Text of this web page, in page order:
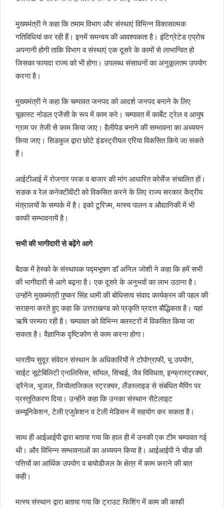
मुख्यमंत्री ने कहा कि तमाम विभाग और संस्थाएं विभिन्न विकासात्मक
गतिविधियां कर रही हैं। इनमें समन्वय की आवश्यकता है। इंटिग्रेटेड एप्रोच
अपनानी होगी ताकि विभाग व संस्थाएं एक दूसरे के कामों से लाभान्वित हो
जिसका फायदा राज्य को भी होगा। उपलब्ध संसाधनों का अनुकूलतम उपयोग
करना है।
मुख्यमंत्री ने कहा कि चम्पावत जनपद को आदर्श जनपद बनाने के लिए
यूकास्ट नोडल एजेंसी के रूप में काम करे। चम्पावत में कार्बेट ट्रेल व आयुष
ग्राम पर तेजी से काम किया जाए। हैलीपेड बनाने की सम्भावना का अध्ययन
किया जाए। सिडकुल द्वारा छोटे इंडस्ट्रीयल एरिया विकसित किये जा सकते
हैं।
आईटीआई में रोजगार परक व बाजार की मांग आधारित कोर्सेज संचालित हों।
सङक व रेल कनेक्टीवीटी को विकसित करने के लिए राज्य सरकार केंद्रीय
मंत्रालयों के सम्पर्क में है। इको टूरिज्म, मत्स्य पालन व औद्यानिकी में भी
काफी सम्भावनायें है।
सभी की भागीदारी से बढ़ेंगे आगे
बैठक में हेस्को के संस्थापक पद्मभूषण डाॅ अनिल जोशी ने कहा कि हमें सभी
की भागीदारी से आगे बढ़ना है। एक दूसरे के अनुभवों का लाभ उठाना है।
उन्होंने मुख्यमंत्री पुष्कर सिंह धामी की बोधिसत्व संवाद कार्यक्रम की पहल की
सराहना करते हुए कहा कि उत्तराखण्ड को प्रकृति प्रदत्त बौद्धिकता है। यहां
ऋषि परम्परा रही है। चम्पावत को विभिन्न क्लस्टरों में विकसित किया जा
सकता है। वैज्ञानिक दृष्टिकोण से काम करना होगा।
भारतीय सुदूर संवेदन संस्थान के अधिकारियों ने टोपोग्राफी, भू उपयोग,
साईट सूटेबिलिटी एनालिसिस, साॅयल, सिंचाई, जैव विविधता, इन्फ्रास्ट्रक्चर,
ड्रैनेज, भूजल, जियोलाजिकल स्ट्रक्चर, लैंडस्लाइड से संबंधित मैपिंग पर
प्रस्तुतिकरण दिया। उन्होंने कहा कि उनका संस्थान सैटेलाइट
कम्यूनिकेशन, टेली एजुकेशन व टेली मेडिसन में सहयोग कर सकता है।
साथ ही आईआईपी द्वारा बताया गया कि हाल ही में उनकी एक टीम चम्पावत गई
थी। और विभिन्न सम्भावनाओं का अध्ययन किया है। आईआईपी ने चीङ की
पत्तियों का आर्थिक उपयोग व बायोडीजल के क्षेत्र में काम कराने की बात
कही।
मत्स्य संस्थान द्वारा बताया गया कि ट्राउट फिशिंग में काम की काफी